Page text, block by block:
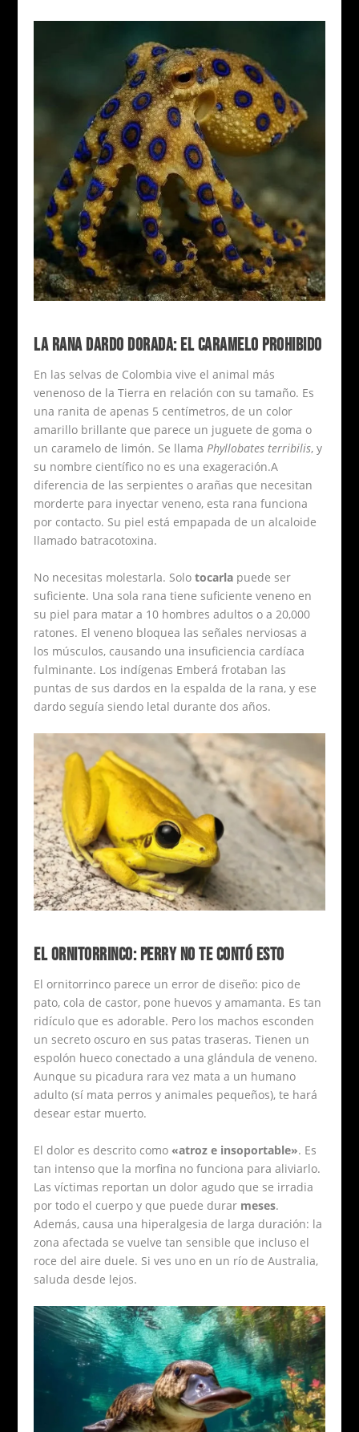
LA RANA DARDO DORADA: EL CARAMELO PROHIBIDO
En las selvas de Colombia vive el animal más
venenoso de la Tierra en relación con su tamaño. Es
una ranita de apenas 5 centímetros, de un color
amarillo brillante que parece un juguete de goma o
un caramelo de limón. Se llamaPhyllobates terribilis, y
su nombre científico no es una exageración.A
diferencia de las serpientes o arañas que necesitan
morderte para inyectar veneno, esta rana funciona
por contacto. Su piel está empapada de un alcaloide
llamado batracotoxina.
No necesitas molestarla. Solotocarla puede ser
suficiente. Una sola rana tiene suficiente veneno en
su piel para matar a 10 hombres adultos o a 20,000
ratones. El veneno bloquea las señales nerviosas a
los músculos, causando una insuficiencia cardíaca
fulminante. Los indígenas Emberá frotaban las
puntas de sus dardos en la espalda de la rana, y ese
dardo seguía siendo letal durante dos años.
EL ORNITORRINCO: PERRY NO TE CONTÓ ESTO
El ornitorrinco parece un error de diseño: pico de
pato, cola de castor, pone huevos y amamanta. Es tan
ridículo que es adorable. Pero los machos esconden
un secreto oscuro en sus patas traseras. Tienen un
espolón hueco conectado a una glándula de veneno.
Aunque su picadura rara vez mata a un humano
adulto (sí mata perros y animales pequeños), te hará
desear estar muerto.
El dolor es descrito como «atroz e insoportable». Es
tan intenso que la morfina no funciona para aliviarlo.
Las víctimas reportan un dolor agudo que se irradia
por todo el cuerpo y que puede durar meses.
Además, causa una hiperalgesia de larga duración: la
zona afectada se vuelve tan sensible que incluso el
roce del aire duele. Si ves uno en un río de Australia,
saluda desde lejos.